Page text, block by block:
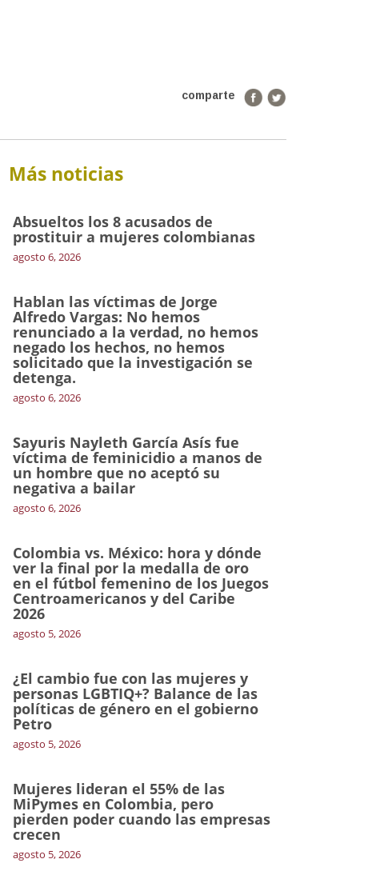
comparte
Más noticias
Absueltos los 8 acusados de
prostituir a mujeres colombianas
agosto 6, 2026
Hablan las víctimas de Jorge
Alfredo Vargas: No hemos
renunciado a la verdad, no hemos
negado los hechos, no hemos
solicitado que la investigación se
detenga.
agosto 6, 2026
Sayuris Nayleth García Asís fue
víctima de feminicidio a manos de
un hombre que no aceptó su
negativa a bailar
agosto 6, 2026
Colombia vs. México: hora y dónde
ver la final por la medalla de oro
en el fútbol femenino de los Juegos
Centroamericanos y del Caribe
2026
agosto 5, 2026
¿El cambio fue con las mujeres y
personas LGBTIQ+? Balance de las
políticas de género en el gobierno
Petro
agosto 5, 2026
Mujeres lideran el 55% de las
MiPymes en Colombia, pero
pierden poder cuando las empresas
crecen
agosto 5, 2026